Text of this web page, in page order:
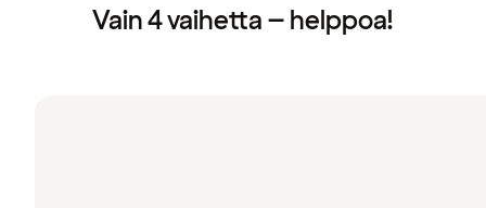
Vain 4 vaihetta – helppoa!